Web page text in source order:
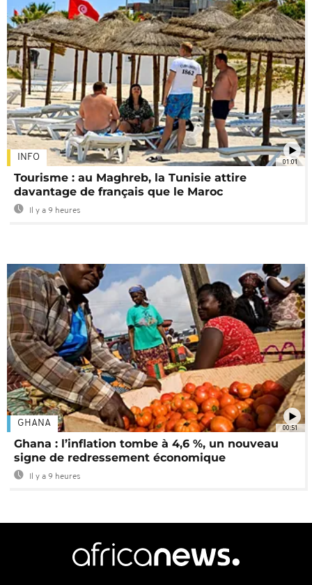
01:01
INFO
Tourisme : au Maghreb, la Tunisie attire
davantage de français que le Maroc
Il y a 9 heures
00:51
GHANA
Ghana : l’inflation tombe à 4,6 %, un nouveau
signe de redressement économique
Il y a 9 heures